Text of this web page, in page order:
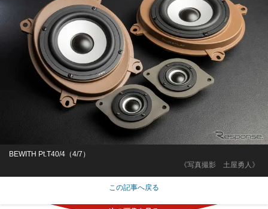
《写真撮影 土屋勇人》
BEWITH Pt.T40/4（4/7）
この記事へ戻る